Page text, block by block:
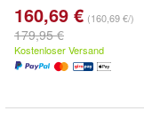
160,69 € (160,69 €/)
179,95 €
Kostenloser Versand